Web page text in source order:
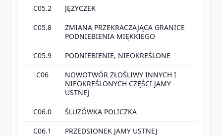
C05.2 JĘZYCZEK
C05.8
ZMIANA PRZEKRACZAJĄCA GRANICE
PODNIEBIENIA MIĘKKIEGO
C05.9 PODNIEBIENIE, NIEOKREŚLONE
C06
NOWOTWÓR ZŁOŚLIWY INNYCH I
NIEOKREŚLONYCH CZĘŚCI JAMY
USTNEJ
C06.0 ŚLUZÓWKA POLICZKA
C06.1 PRZEDSIONEK JAMY USTNEJ